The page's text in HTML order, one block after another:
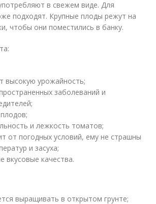
в свежем виде. Для
подходят. Крупные плоды режут на
чтобы они поместились в банку.
высокую урожайность;
заболеваний и
и лежкость томатов;
от погодных условий, ему не страшны
и засуха;
вкусовые качества.
выращивать в открытом грунте;